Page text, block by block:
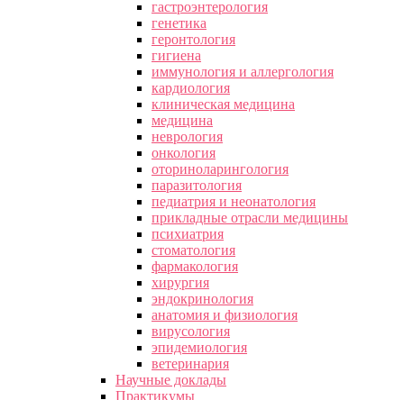
гастроэнтерология
генетика
геронтология
гигиена
иммунология и аллергология
кардиология
клиническая медицина
медицина
неврология
онкология
оториноларингология
паразитология
педиатрия и неонатология
прикладные отрасли медицины
психиатрия
стоматология
фармакология
хирургия
эндокринология
анатомия и физиология
вирусология
эпидемиология
ветеринария
Научные доклады
Практикумы